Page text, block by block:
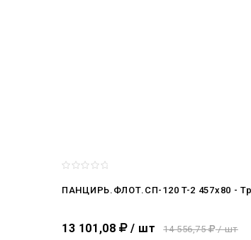
ПАНЦИРЬ.ФЛОТ.СП-120 T-2 457x80 -
13 101,08 / шт 14 556,75 / шт